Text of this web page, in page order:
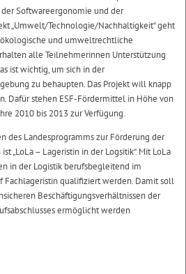
Softwareergonomie und der
„Umwelt/Technologie/Nachhaltigkeit“ geht
und umweltrechtliche
alle Teilnehmerinnen Unterstützung
ist wichtig, um sich in der
zu behaupten. Das Projekt will knapp
Dafür stehen ESF-Fördermittel in Höhe von
2010 bis 2013 zur Verfügung.
des Landesprogramms zur Förderung der
„LoLa – Lageristin in der Logsitik“. Mit LoLa
in der Logistik berufsbegleitend im
Fachlageristin qualifiziert werden. Damit soll
Beschäftigungsverhältnissen der
ermöglicht werden